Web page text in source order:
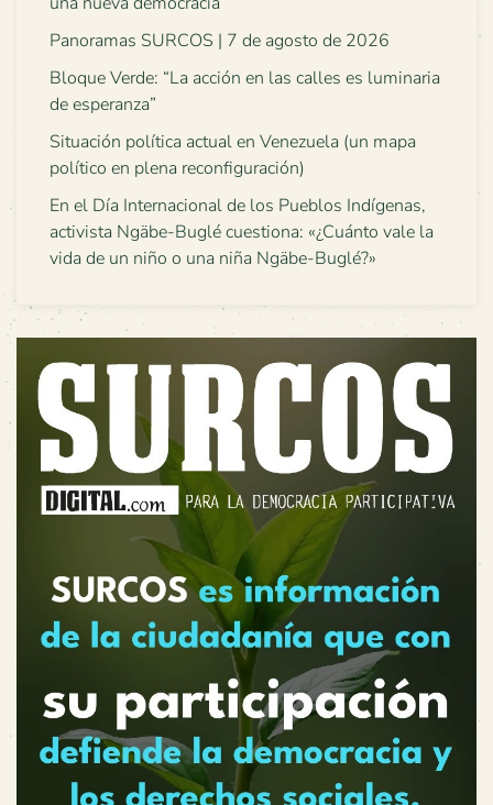
Panoramas SURCOS | 7 de agosto de 2026
Bloque Verde: “La acción en las calles es luminaria
de esperanza”
Situación política actual en Venezuela (un mapa
político en plena reconfiguración)
En el Día Internacional de los Pueblos Indígenas,
activista Ngäbe-Buglé cuestiona: «¿Cuánto vale la
vida de un niño o una niña Ngäbe-Buglé?»